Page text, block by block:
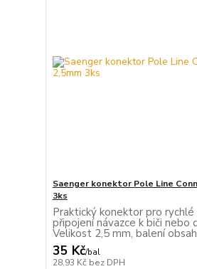
Saenger konektor Pole Line
3ks
Praktický konektor pro
připojení návazce k biči nebo
Velikost 2,5 mm, balení
35 Kč/bal
28,93 Kč bez DPH